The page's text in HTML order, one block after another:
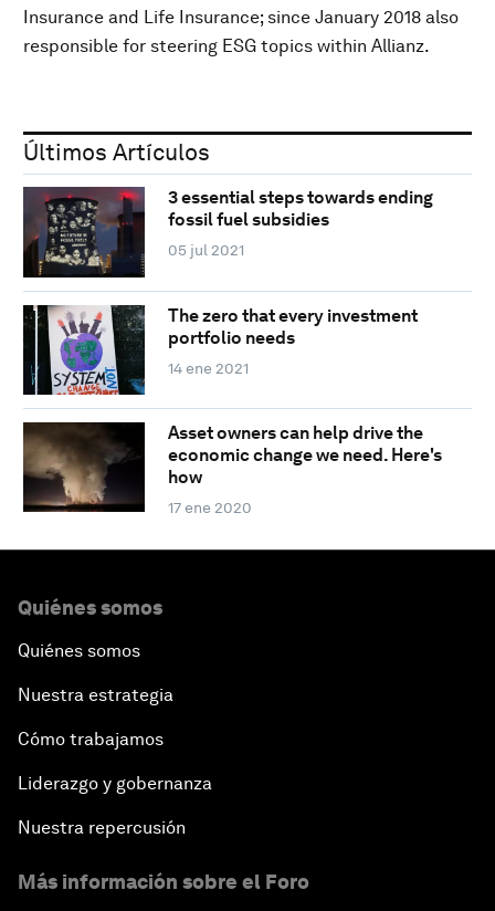
Insurance and Life Insurance; since January 2018 also
responsible for steering ESG topics within Allianz.
Últimos Artículos
3 essential steps towards ending
fossil fuel subsidies
05 jul 2021
The zero that every investment
portfolio needs
14 ene 2021
Asset owners can help drive the
economic change we need. Here's
how
17 ene 2020
Quiénes somos
Quiénes somos
Nuestra estrategia
Cómo trabajamos
Liderazgo y gobernanza
Nuestra repercusión
Más información sobre el Foro